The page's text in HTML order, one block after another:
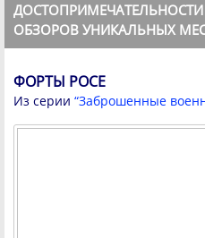
ОБЗОРОВ УНИКАЛЬНЫХ
ФОРТЫ РОСЕ
Из серии “Заброшенные